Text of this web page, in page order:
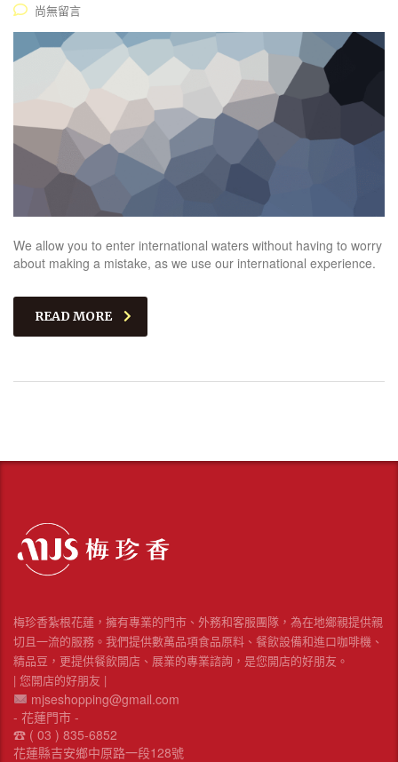
尚無留言
We allow you to enter international waters without having to worry
about making a mistake, as we use our international experience.
READ MORE
梅珍香紮根花蓮，擁有專業的門市、外務和客服團隊，為在地鄉親提供親
切且一流的服務。我們提供數萬品項食品原料、餐飲設備和進口咖啡機、
精品豆，更提供餐飲開店、展業的專業諮詢，是您開店的好朋友。
| 您開店的好朋友 |
mjseshopping@gmail.com
- 花蓮門市 -
☎︎ ( 03 ) 835-6852
花蓮縣吉安鄉中原路一段128號